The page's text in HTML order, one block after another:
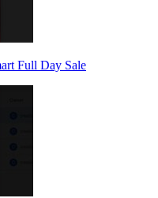
Full Day Sale